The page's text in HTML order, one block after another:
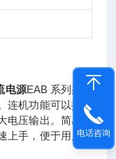
电源EAB 系列采用
连机功能可以扩充
电压输出。简易的
上手，便于用户弹电话咨询